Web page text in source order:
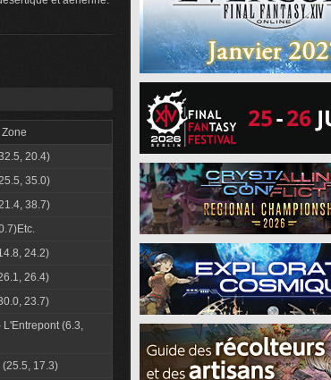
Zone
20.4)
35.0)
38.7)
24.2)
26.4)
23.7)
L'Entrepont (6.3,
(25.5, 17.3)